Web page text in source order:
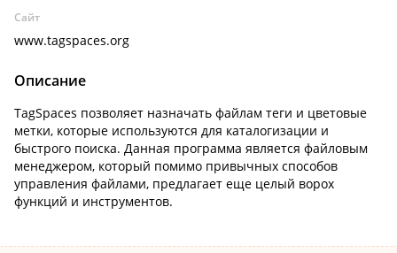
Сайт
www.tagspaces.org
Описание
TagSpaces позволяет назначать файлам теги и цветовые
метки, которые используются для каталогизации и
быстрого поиска. Данная программа является файловым
менеджером, который помимо привычных способов
управления файлами, предлагает еще целый ворох
функций и инструментов.